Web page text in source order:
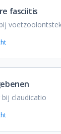
fasciitis
claudicatio